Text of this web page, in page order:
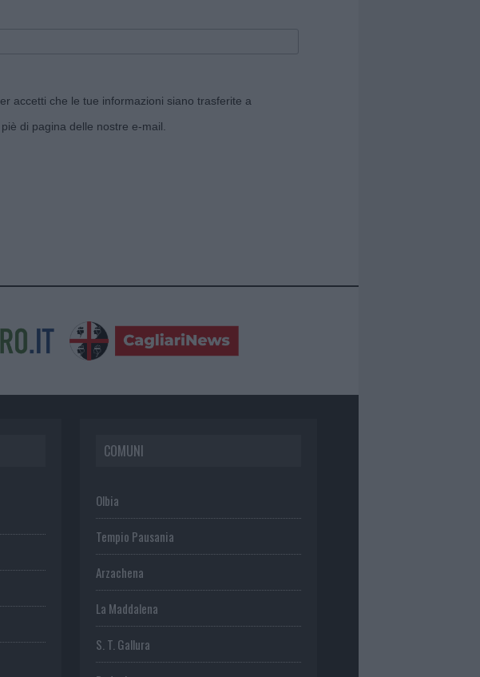
accetti che le tue informazioni siano trasferite a
di pagina delle nostre e-mail.
COMUNI
Olbia
Tempio Pausania
Arzachena
La Maddalena
S. T. Gallura